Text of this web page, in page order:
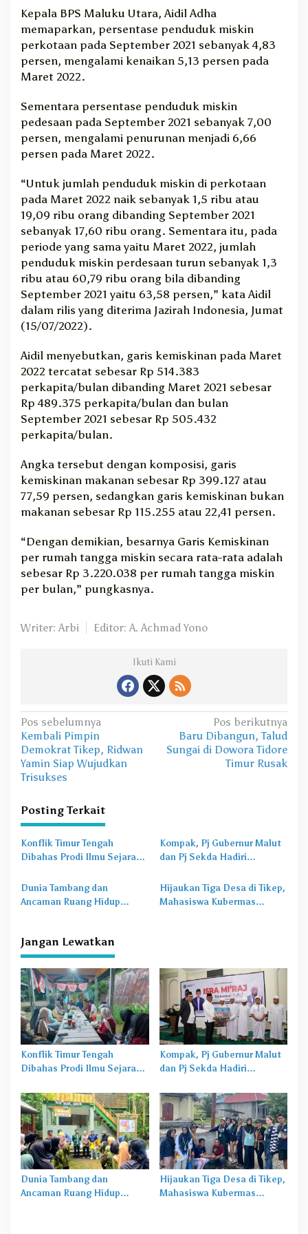
Kepala BPS Maluku Utara, Aidil Adha
memaparkan, persentase penduduk miskin
perkotaan pada September 2021 sebanyak 4,83
persen, mengalami kenaikan 5,13 persen pada
Maret 2022.
Sementara persentase penduduk miskin
pedesaan pada September 2021 sebanyak 7,00
persen, mengalami penurunan menjadi 6,66
persen pada Maret 2022.
“Untuk jumlah penduduk miskin di perkotaan
pada Maret 2022 naik sebanyak 1,5 ribu atau
19,09 ribu orang dibanding September 2021
sebanyak 17,60 ribu orang. Sementara itu, pada
periode yang sama yaitu Maret 2022, jumlah
penduduk miskin perdesaan turun sebanyak 1,3
ribu atau 60,79 ribu orang bila dibanding
September 2021 yaitu 63,58 persen,” kata Aidil
dalam rilis yang diterima Jazirah Indonesia, Jumat
(15/07/2022).
Aidil menyebutkan, garis kemiskinan pada Maret
2022 tercatat sebesar Rp 514.383
perkapita/bulan dibanding Maret 2021 sebesar
Rp 489.375 perkapita/bulan dan bulan
September 2021 sebesar Rp 505.432
perkapita/bulan.
Angka tersebut dengan komposisi, garis
kemiskinan makanan sebesar Rp 399.127 atau
77,59 persen, sedangkan garis kemiskinan bukan
makanan sebesar Rp 115.255 atau 22,41 persen.
“Dengan demikian, besarnya Garis Kemiskinan
per rumah tangga miskin secara rata-rata adalah
sebesar Rp 3.220.038 per rumah tangga miskin
per bulan,” pungkasnya.
Writer: Arbi Editor: A. Achmad Yono
Ikuti Kami
N
a
v
i
g
a
s
i
p
o
Pos sebelumnya
Kembali Pimpin
Demokrat Tikep, Ridwan
Yamin Siap Wujudkan
Trisukses
Pos berikutnya
Baru Dibangun, Talud
Sungai di Dowora Tidore
Timur Rusak
Posting Terkait
Konflik Timur Tengah
Dibahas Prodi Ilmu Sejarah
hingga Rupiah Bisa
Terdampak
Kompak, Pj Gubernur Malut
dan Pj Sekda Hadiri
Masjid Nurul Hasan
Dunia Tambang dan
Ancaman Ruang Hidup
Hijaukan Tiga Desa di Tikep,
Mahasiswa Kubermas
Jangan Lewatkan
Konflik Timur Tengah
Dibahas Prodi Ilmu Sejarah
hingga Rupiah Bisa
Terdampak
Kompak, Pj Gubernur Malut
dan Pj Sekda Hadiri
Masjid Nurul Hasan
Dunia Tambang dan
Ancaman Ruang Hidup
Hijaukan Tiga Desa di Tikep,
Mahasiswa Kubermas